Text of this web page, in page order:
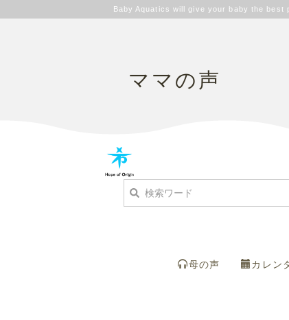
Baby Aquatics will give your baby the
ママの声
母の声 カレン